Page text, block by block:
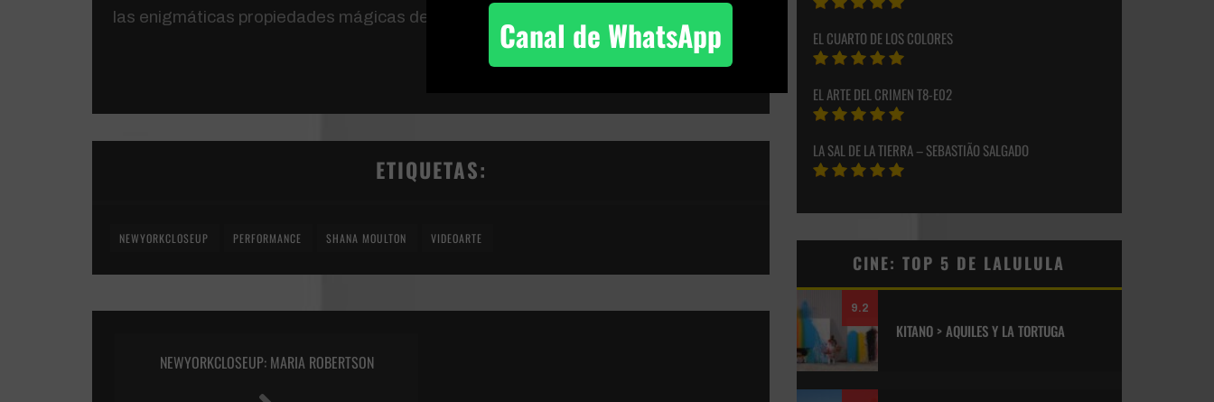
las enigmáticas propiedades mágicas de la decoración de su hogar.
ETIQUETAS:
NEWYORKCLOSEUP PERFORMANCE SHANA MOULTON VIDEOARTE
NEWYORKCLOSEUP: MARIA ROBERTSON
EL CUARTO DE LOS COLORES
EL ARTE DEL CRIMEN T8-E02
LA SAL DE LA TIERRA – SEBASTIÃO SALGADO
CINE: TOP 5 DE LALULULA
9.2
KITANO > AQUILES Y LA TORTUGA
Canal de WhatsApp